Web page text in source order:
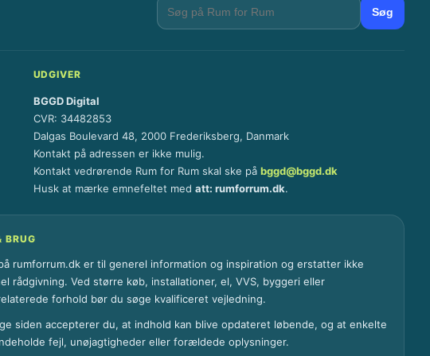
Søg
UDGIVER
BGGD Digital
CVR: 34482853
Dalgas Boulevard 48, 2000 Frederiksberg, Danmark
Kontakt på adressen er ikke mulig.
Kontakt vedrørende Rum for Rum skal ske på bggd@bggd.dk
Husk at mærke emnefeltet med att: rumforrum.dk.
BRUG
rumforrum.dk er til generel information og inspiration og erstatter ikke
rådgivning. Ved større køb, installationer, el, VVS, byggeri eller
forhold bør du søge kvalificeret vejledning.
siden accepterer du, at indhold kan blive opdateret løbende, og at enkelte
fejl, unøjagtigheder eller forældede oplysninger.